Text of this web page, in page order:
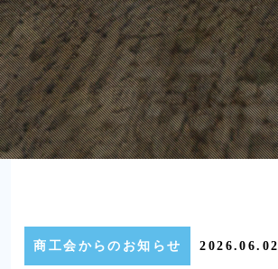
商工会からのお知らせ 2026.06.02